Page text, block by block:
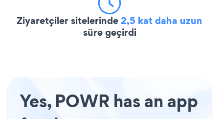
Ziyaretçiler sitelerinde2,5 kat daha uzun
süre geçirdi
Yes, POWR has an app